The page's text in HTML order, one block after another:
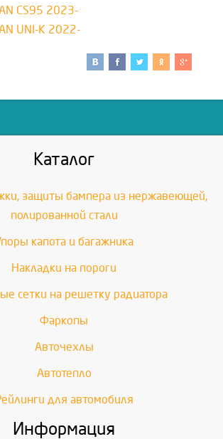
CS95 2023-
UNI-K 2022-
Каталог
защиты бампера из нержавеющей,
полированной стали
капота и багажника
Накладки на пороги
сетки на решетку радиатора
Фаркопы
Авточехлы
Автотепло
для автомобиля
Информация